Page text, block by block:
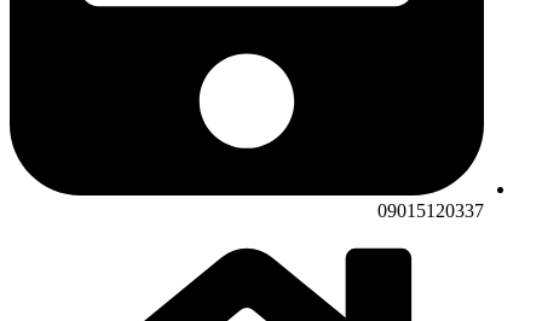
09015120337